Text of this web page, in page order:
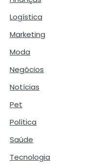
Logística
Marketing
Moda
Negócios
Notícias
Pet
Política
Saúde
Tecnologia